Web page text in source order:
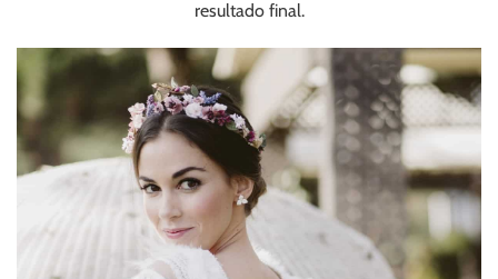
resultado final.